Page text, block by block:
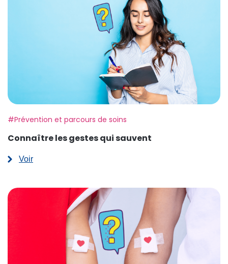
Etiquette:
#Prévention et parcours de soins
Connaître les gestes qui sauvent
Voir
:
gestes
qui
sauvent